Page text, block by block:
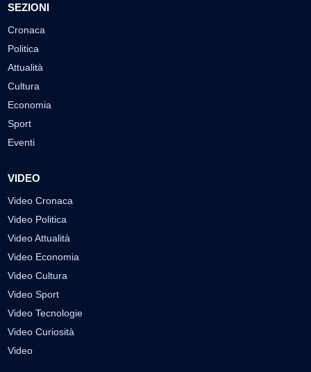
SEZIONI
Cronaca
Politica
Attualità
Cultura
Economia
Sport
Eventi
VIDEO
Video Cronaca
Video Politica
Video Attualità
Video Economia
Video Cultura
Video Sport
Video Tecnologie
Video Curiosità
Video